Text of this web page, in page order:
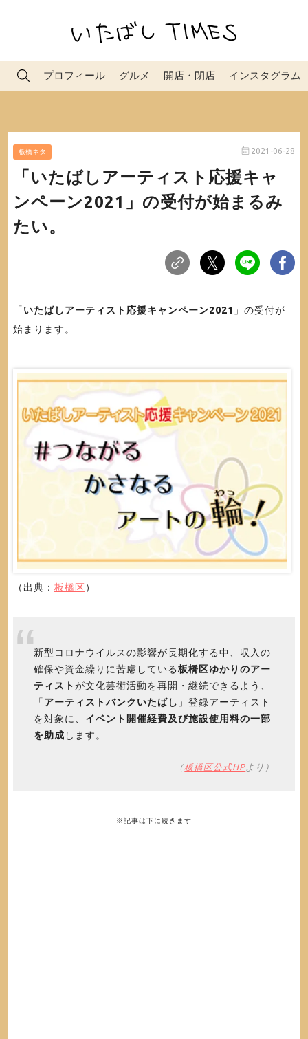
プロフィール グルメ 開店・閉店 インスタグラム
板橋ネタ 2021-06-28
「いたばしアーティスト応援キャ
ンペーン2021」の受付が始まるみ
たい。
「 いたばしアーティスト応援キャンペーン2021 」の受付が
始まります。
（出典： 板橋区 ）
新型コロナウイルスの影響が長期化する中、収入の
確保や資金繰りに苦慮している板橋区ゆかりのアー
ティストが文化芸術活動を再開・継続できるよう、
「アーティストバンクいたばし 」登録アーティスト
を対象に、 イベント開催経費及び施設使用料の一部
を助成 します。
（板橋区公式HPより）
※記事は下に続きます